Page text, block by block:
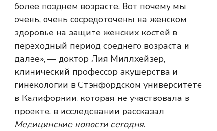
более позднем возрасте. Вот почему мы
очень, очень сосредоточены на женском
здоровье на защите женских костей в
переходный период среднего возраста и
далее», — доктор Лия Миллхейзер,
клинический профессор акушерства и
гинекологии в Стэнфордском университете
в Калифорнии, которая не участвовала в
проекте. в исследовании рассказал
Медицинские новости сегодня.